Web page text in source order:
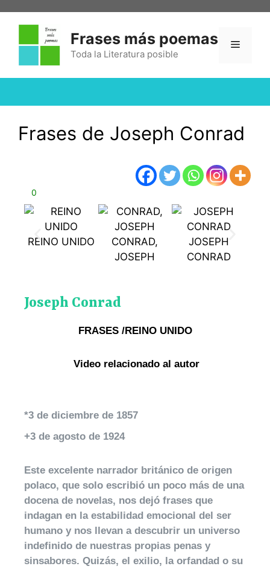
Frases más poemas
Toda la Literatura posible
Frases de Joseph Conrad
0
REINO UNIDO
CONRAD,
JOSEPH
JOSEPH
CONRAD
Joseph Conrad
FRASES /REINO UNIDO
Video relacionado al autor
*3 de diciembre de 1857
+3 de agosto de 1924
Este excelente narrador británico de origen
polaco, que solo escribió un poco más de una
docena de novelas, nos dejó frases que
indagan en la estabilidad emocional del ser
humano y nos llevan a descubrir un universo
indefinido de nuestras propias penas y
sinsabores. Quizás, el exilio, la orfandad o su